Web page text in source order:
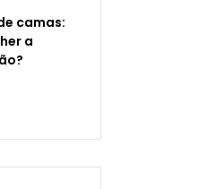
camas:
a